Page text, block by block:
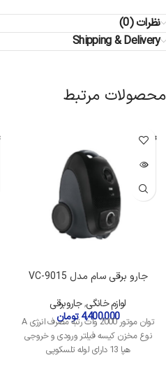
نظرات (0)
Shipping & Delivery
محصولات مرتبط
تمام شده
جارو برقی سام مدل VC-9015
لوازم خانگی,جاروبرقی
4,400,000 تومان
توان موتور 2000 وات رتبه مصرف انرژی A
نوع مخزن کیسه فیلتر ورودی و خروجی
هپا 13 دارای لوله تلسکوپی